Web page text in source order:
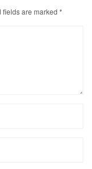
fields are marked *